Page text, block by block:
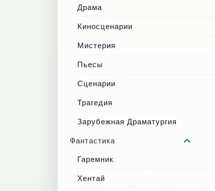
Драма
Киносценарии
Мистерия
Пьесы
Сценарии
Трагедия
Зарубежная Драматургия
Фантастика
Гаремник
Хентай